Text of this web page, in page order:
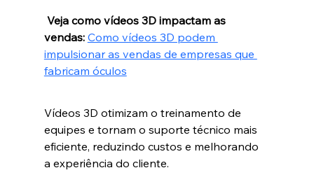
vendas: Como vídeos 3D podem
impulsionar as vendas de empresas que
fabricam óculos
Vídeos 3D otimizam o treinamento de
equipes e tornam o suporte técnico mais
eficiente, reduzindo custos e melhorando
a experiência do cliente.